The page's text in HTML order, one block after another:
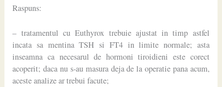
Raspuns:
– tratamentul cu Euthyrox trebuie ajustat in timp astfel
incata sa mentina TSH si FT4 in limite normale; asta
inseamna ca necesarul de hormoni tiroidieni este corect
acoperit; daca nu s-au masura deja de la operatie pana acum,
aceste analize ar trebui facute;